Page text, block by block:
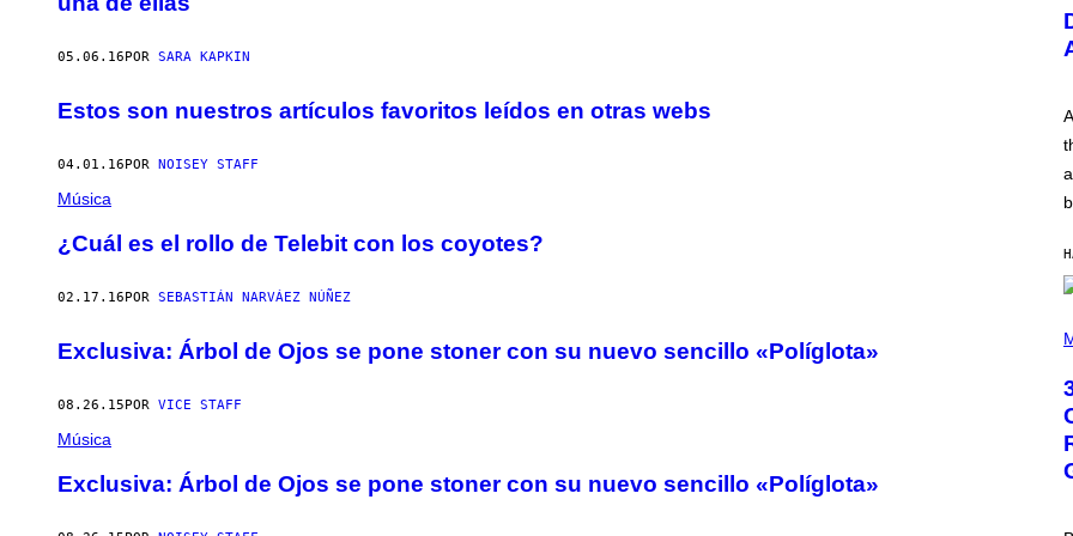
05.06.16 POR SARA KAPKIN
Estos son nuestros artículos favoritos leídos en otras webs
04.01.16POR NOISEY STAFF
Música
¿Cuál es el rollo de Telebit con los coyotes?
02.17.16 POR SEBASTIÁN NARVÁEZ NÚÑEZ
Exclusiva: Árbol de Ojos se pone stoner con su nuevo sencillo «Políglota»
08.26.15POR VICE STAFF
Música
Exclusiva: Árbol de Ojos se pone stoner con su nuevo sencillo «Políglota»
S
T
R
I
N
Y
R
S
A
.
H
O
B
Y
G
R
E